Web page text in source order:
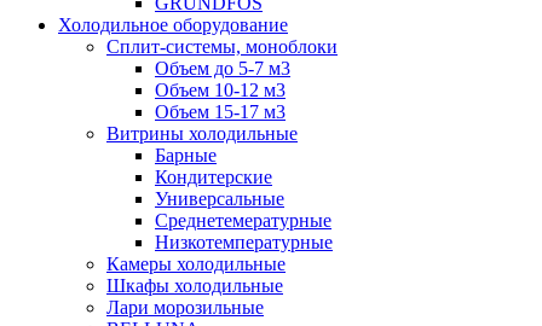
Холодильное оборудование
Сплит-системы, моноблоки
Объем до 5-7 м3
Объем 10-12 м3
Объем 15-17 м3
Витрины холодильные
Барные
Кондитерские
Универсальные
Среднетемературные
Низкотемпературные
Камеры холодильные
Шкафы холодильные
Лари морозильные